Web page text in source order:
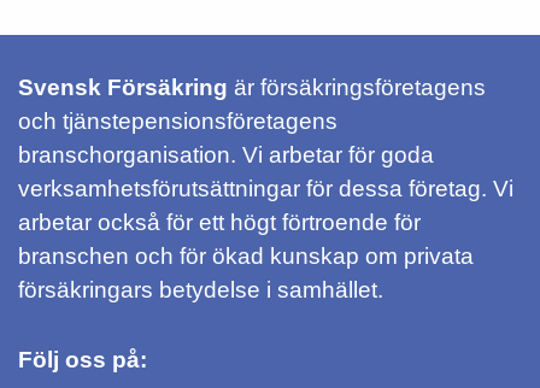
Svensk Försäkring är försäkringsföretagens
och tjänstepensionsföretagens
branschorganisation. Vi arbetar för goda
verksamhetsförutsättningar för dessa företag. Vi
arbetar också för ett högt förtroende för
branschen och för ökad kunskap om privata
försäkringars betydelse i samhället.
Följ oss på: